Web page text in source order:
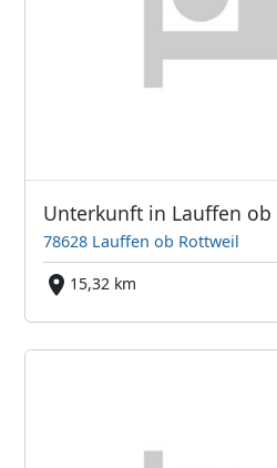
Unterkunft in Lauffen ob
78628 Lauffen ob Rottweil
15,32 km